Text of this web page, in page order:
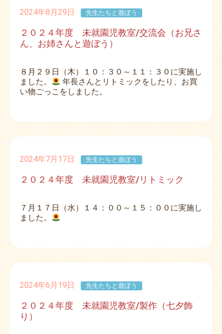
2024年8月29日 先生たちと遊ぼう
２０２４年度 未就園児教室/交流会（お兄さ
ん、お姉さんと遊ぼう）
８月２９日（木）１０：３０～１１：３０に実施し
ました。
年長さんとリトミックをしたり、お買
い物ごっこをしました。
2024年7月17日 先生たちと遊ぼう
２０２４年度 未就園児教室/リトミック
７月１７日（水）１４：００～１５：００に実施し
ました。
2024年6月19日 先生たちと遊ぼう
２０２４年度 未就園児教室/製作（七夕飾
り）